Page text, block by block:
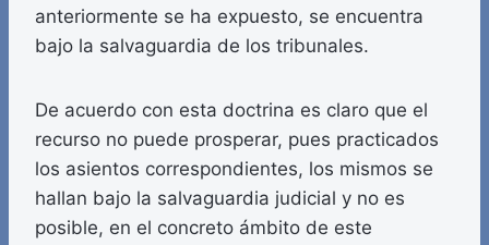
anteriormente se ha expuesto, se encuentra
bajo la salvaguardia de los tribunales.
De acuerdo con esta doctrina es claro que el
recurso no puede prosperar, pues practicados
los asientos correspondientes, los mismos se
hallan bajo la salvaguardia judicial y no es
posible, en el concreto ámbito de este